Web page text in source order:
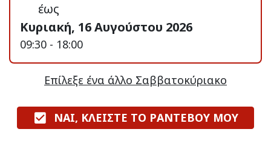
έως
Κυριακή, 16 Αυγούστου 2026
09:30 - 18:00
Επίλεξε ένα άλλο Σαββατοκύριακο
ΝΑΙ, ΚΛΕΙΣΤΕ ΤΟ ΡΑΝΤΕΒΟΥ ΜΟΥ